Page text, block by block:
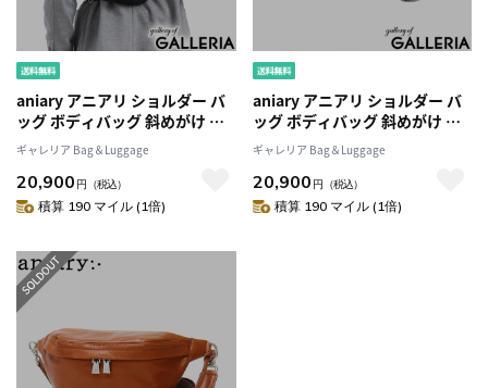
aniary アニアリ ショルダー バ
ッグ ボディバッグ 斜めがけ 本
革 小さめ アンティークレザー
AntiqueLeatherショルダーバ
ッグ メンズ レディース 01-
07003
ギャレリア Bag＆Luggage
20,900 円 （税込）
積算 190 マイル (1倍)
aniary アニアリ ショルダー バ
ッグ ボディバッグ 斜めがけ 本
革 小さめ アンティークレザー
AntiqueLeatherショルダーバ
ッグ メンズ レディース 01-
07003
ギャレリア Bag＆Luggage
20,900 円 （税込）
積算 190 マイル (1倍)